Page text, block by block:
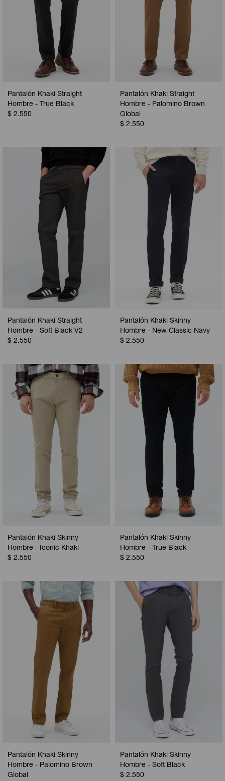
Pantalón Khaki Straight
Hombre - True Black
$ 2.550
Pantalón Khaki Straight
Hombre - Palomino Brown
Global
$ 2.550
Pantalón Khaki Straight
Hombre - Soft Black V2
$ 2.550
Pantalón Khaki Skinny
Hombre - New Classic Navy
$ 2.550
Pantalón Khaki Skinny
Hombre - Iconic Khaki
$ 2.550
Pantalón Khaki Skinny
Hombre - True Black
$ 2.550
Pantalón Khaki Skinny
Hombre - Palomino Brown
Global
Pantalón Khaki Skinny
Hombre - Soft Black
$ 2.550